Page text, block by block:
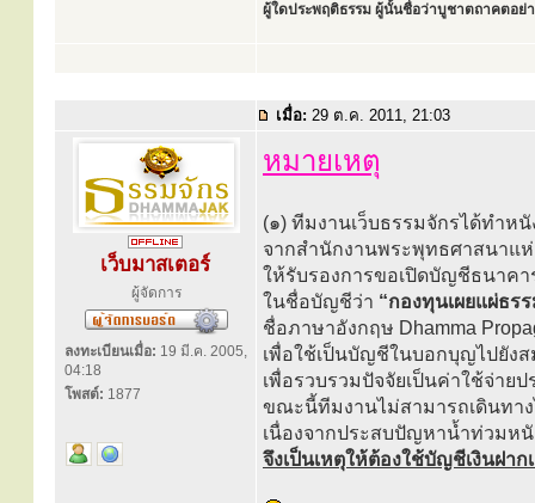
ผู้ใดประพฤติธรรม ผู้นั้นชื่อว่าบูชาตถาคตอย่า
เมื่อ: 29 ต.ค. 2011, 21:03
เว็บมาสเตอร์
ผู้จัดการ
ลงทะเบียนเมื่อ: 19 มี.ค. 2005,
04:18
โพสต์: 1877
หมายเหตุ
(๑) ทีมงานเว็บธรรมจักรได้ทำห
จากสำนักงานพระพุทธศาสนาแ
ให้รับรองการขอเปิดบัญชีธนาคา
ในชื่อบัญชีว่า “กองทุนเผยแผ่ธร
ชื่อภาษาอังกฤษ Dhamma
เพื่อใช้เป็นบัญชีในบอกบุญไปยัง
เพื่อรวบรวมปัจจัยเป็นค่าใช้จ่าย
ขณะนี้ทีมงานไม่สามารถเดินทา
เนื่องจากประสบปัญหาน้ำท่วมห
จึงเป็นเหตุให้ต้องใช้บัญชีเงินฝา